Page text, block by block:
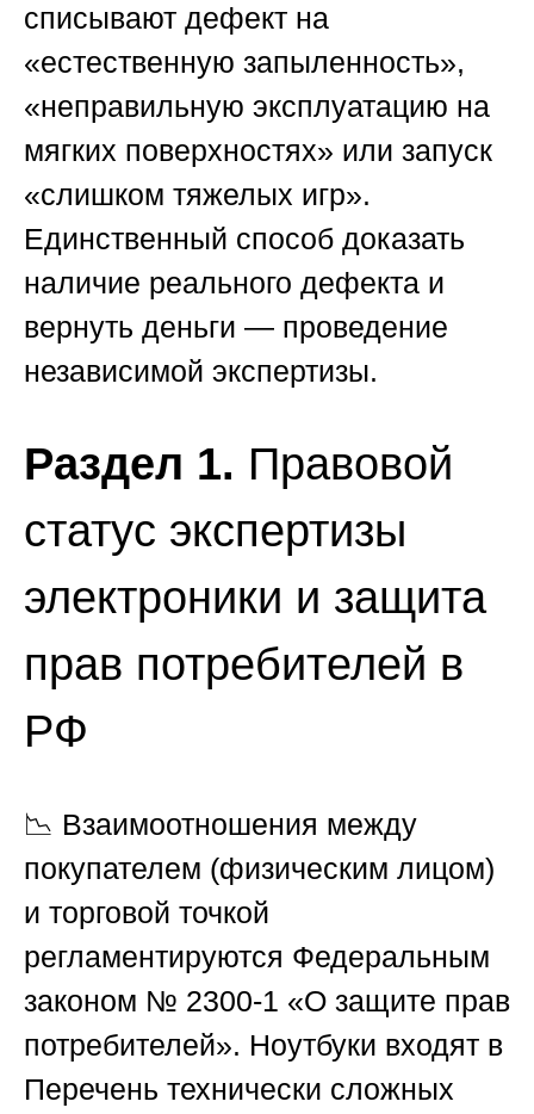
списывают дефект на
«естественную запыленность»,
«неправильную эксплуатацию на
мягких поверхностях» или запуск
«слишком тяжелых игр».
Единственный способ доказать
наличие реального дефекта и
вернуть деньги — проведение
независимой экспертизы.
Раздел 1. Правовой
статус экспертизы
электроники и защита
прав потребителей в
РФ
📉 Взаимоотношения между
покупателем (физическим лицом)
и торговой точкой
регламентируются Федеральным
законом № 2300-1 «О защите прав
потребителей». Ноутбуки входят в
Перечень технически сложных